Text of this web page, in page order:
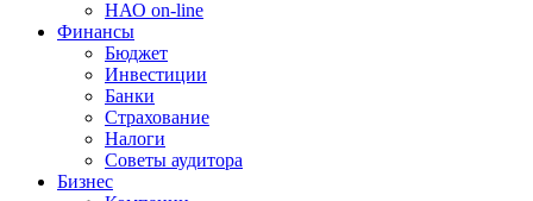
НАО on-line
Финансы
Бюджет
Инвестиции
Банки
Страхование
Налоги
Советы аудитора
Бизнес